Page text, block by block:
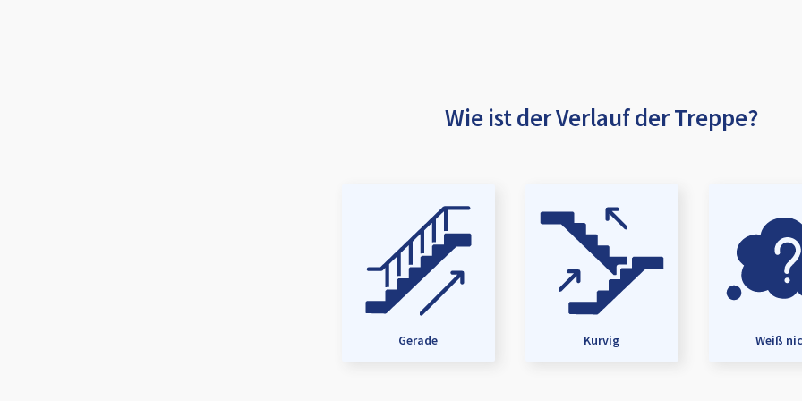
Wie ist der Verlauf der Treppe?
Gerade Kurvig Weiß